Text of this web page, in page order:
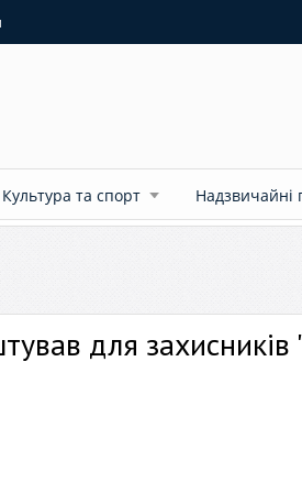
Культура та спорт Надзвичайні
для захисників